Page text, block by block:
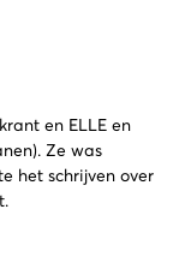
en ELLE en
Ze was
het schrijven over